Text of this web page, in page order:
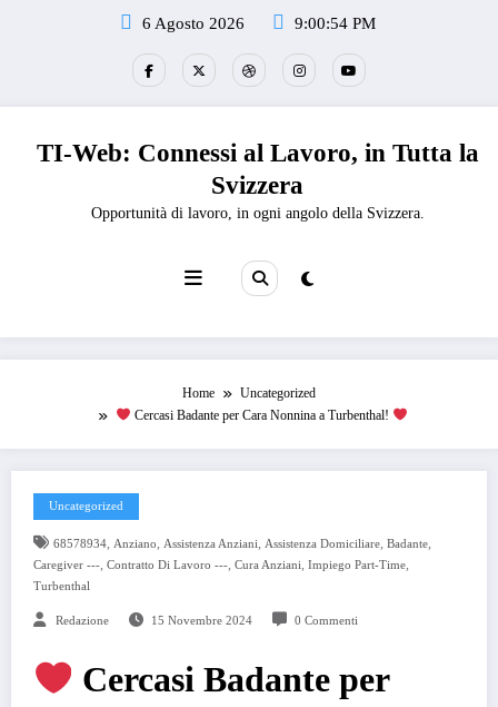
6 Agosto 2026 9:00:54 PM
TI-Web: Connessi al Lavoro, in Tutta la
Svizzera
Opportunità di lavoro, in ogni angolo della Svizzera.
Home
Uncategorized
Cercasi Badante per Cara Nonnina a Turbenthal!
Uncategorized
68578934, Anziano, Assistenza Anziani, Assistenza Domiciliare, Badante,
Caregiver ---, Contratto Di Lavoro ---, Cura Anziani, Impiego Part-Time,
Turbenthal
Redazione 15 Novembre 2024 0 Commenti
Cercasi Badante per